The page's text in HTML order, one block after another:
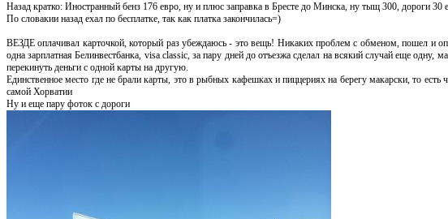
Назад кратко: Иностранный бенз 176 евро, ну и плюс заправка в Бресте до Минска, ну тыщ 300, дороги 30
По словакии назад ехал по бесплатке, так как платка закончилась=)
ВЕЗДЕ оплачивал карточкой, который раз убеждаюсь - это вещь! Никаких проблем с обменом, пошел и
одна зарплатная Белинвестбанка, visa classic, за пару дней до отъезжа сделал на всякий случай еще одну,
перекинуть деньги с одной карты на другую.
Единственное место где не брали карты, это в рыбных кафешках и пиццериях на берегу макарски, то есть
самой Хорватии
Ну и еще пару фоток с дороги